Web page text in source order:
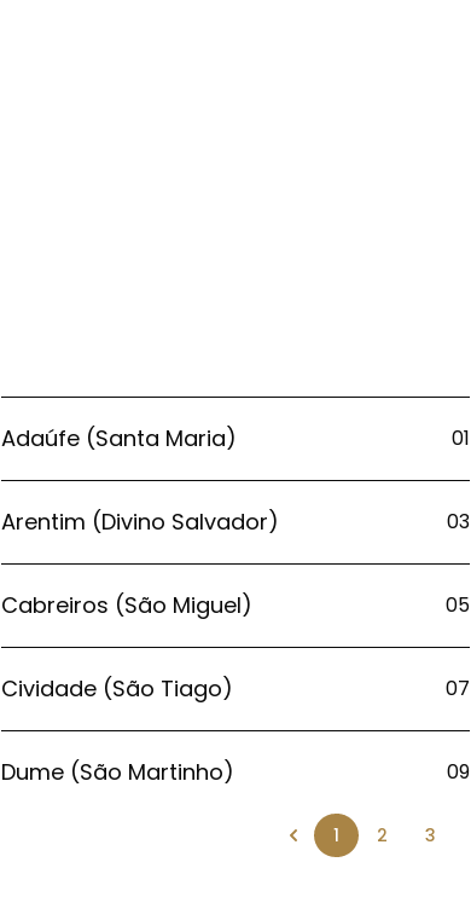
Adaúfe (Santa Maria) 01
Arentim (Divino Salvador) 03
Cabreiros (São Miguel) 05
Cividade (São Tiago) 07
Dume (São Martinho) 09
1 2 3